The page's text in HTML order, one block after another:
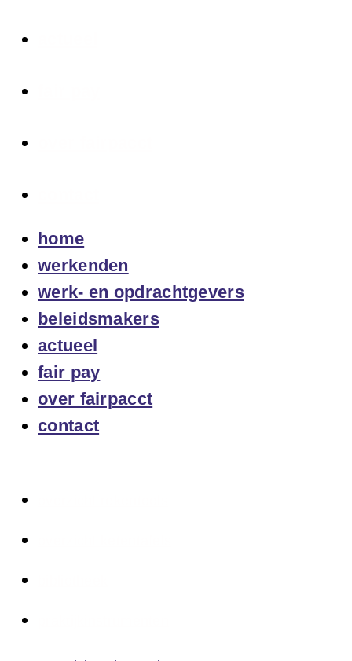
home
werkenden
werk- en opdrachtgevers
beleidsmakers
actueel
fair pay
over fairpacct
contact